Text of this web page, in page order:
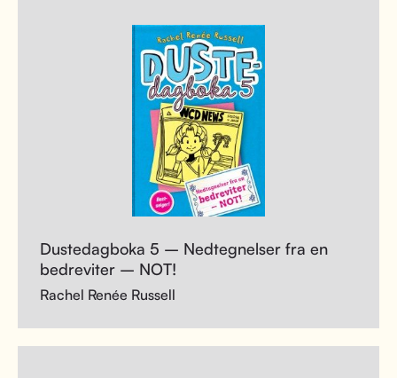
Dustedagboka 5 – Nedtegnelser fra en
bedreviter – NOT!
Rachel Renée Russell